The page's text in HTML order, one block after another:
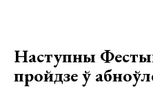
Наступны
пройдзе ў